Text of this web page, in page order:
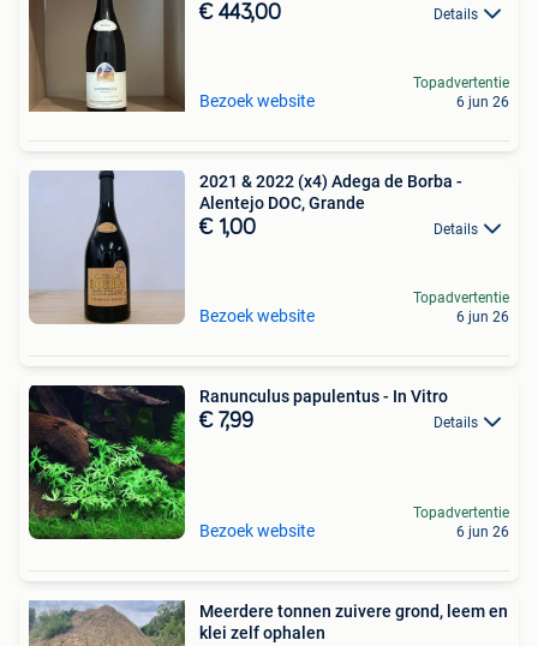
€ 443,00 Details
Bezoek website
Topadvertentie
6 jun 26
2021 & 2022 (x4) Adega de Borba -
Alentejo DOC, Grande
€ 1,00 Details
Bezoek website
Topadvertentie
6 jun 26
Ranunculus papulentus - In Vitro
€ 7,99 Details
Bezoek website
Topadvertentie
6 jun 26
Meerdere tonnen zuivere grond, leem en
klei zelf ophalen